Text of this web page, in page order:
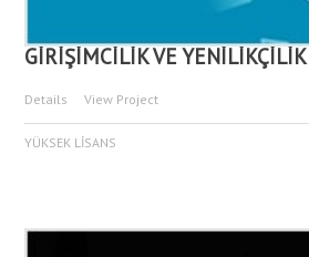
GİRİŞİMCİLİK VE YENİLİKÇİLİK
Details View Project
YÜKSEK LİSANS